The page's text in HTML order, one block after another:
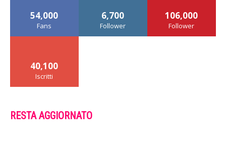
54,000
Fans
6,700
Follower
106,000
Follower
40,100
Iscritti
RESTA AGGIORNATO